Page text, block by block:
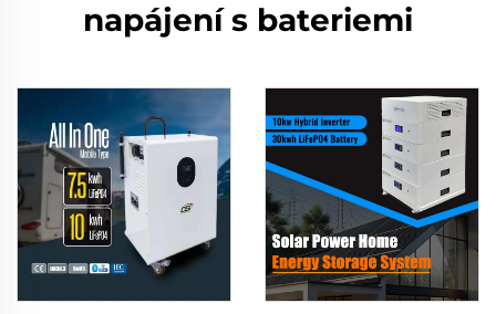
napájení s bateriemi